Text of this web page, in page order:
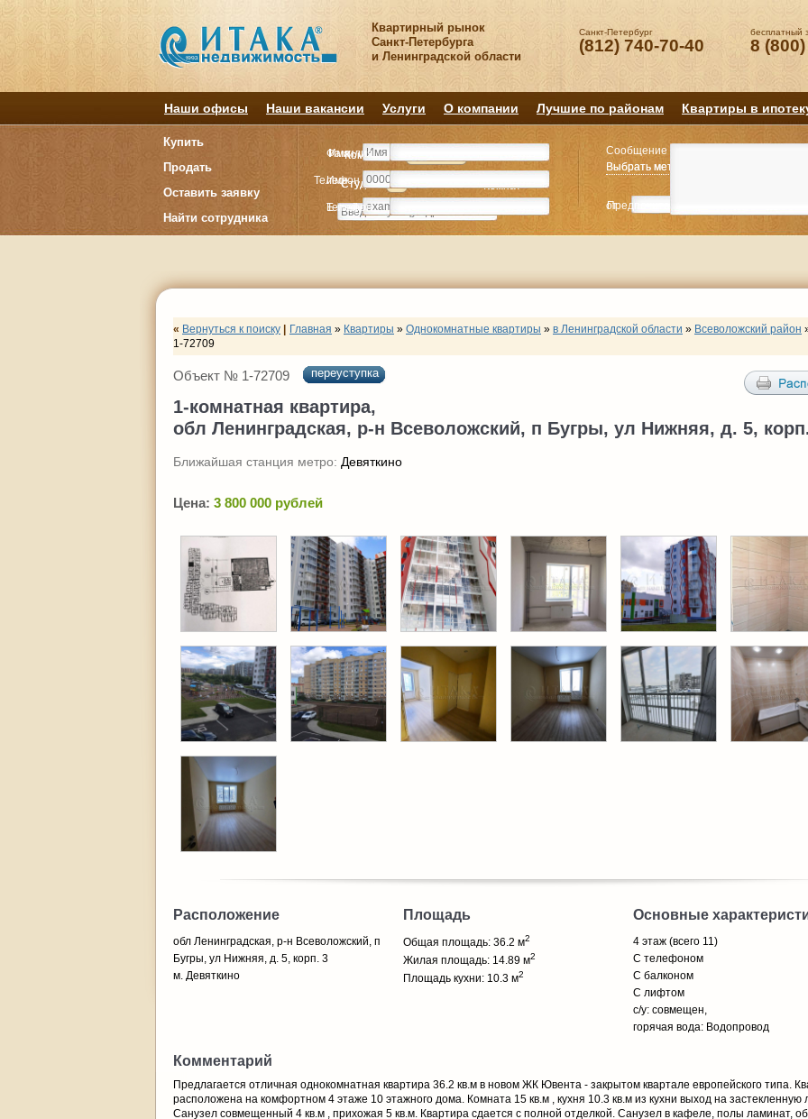
Квартирный рынок
Санкт-Петербурга
и Ленинградской области
Санкт-Петербург
(812) 740-70-40
бесплатный
8
Наши офисы Наши вакансии Услуги О компании Лучшие по районам Квартиры в
Купить
Продать
Оставить заявку
Найти сотрудника
Комнату
Студия Комнат
Выбрать метро
от
Комнату
Студия Комнат
Выбрать метро
Предпочитаемая цена
Имя
Телефон
E-mail
Сообщение
Фамилия
Имя
Телефон
« Вернуться к поиску Главная » Квартиры » Однокомнатные квартиры » в Ленинградской области » Всеволожский район
1-72709
Объект № 1-72709 переуступка
1-комнатная квартира,
обл Ленинградская, р-н Всеволожский, п Бугры, ул Нижняя, д. 5,
Ближайшая станция метро: Девяткино
Цена: 3 800 000 рублей
Расположение
обл Ленинградская, р-н Всеволожский, п
Бугры, ул Нижняя, д. 5, корп. 3
м. Девяткино
Площадь
Общая площадь: 36.2 м2
Жилая площадь: 14.89 м2
Площадь кухни: 10.3 м2
Основные
4 этаж (всего 11)
С телефоном
С балконом
С лифтом
с/у: совмещен,
горячая вода: Водопровод
Комментарий
Предлагается отличная однокомнатная квартира 36.2 кв.м в новом ЖК Ювента - закрытом квартале европейского типа.
расположена на комфортном 4 этаже 10 этажного дома. Комната 15 кв.м , кухня 10.3 кв.м из кухни выход на застекленную
Санузел совмещенный 4 кв.м , прихожая 5 кв.м. Квартира сдается с полной отделкой. Санузел в кафеле, полы ламинат,